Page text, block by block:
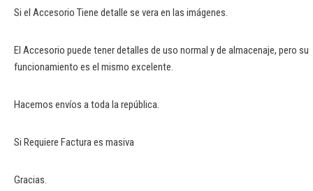
Si el Accesorio Tiene detalle se vera en las imágenes.
El Accesorio puede tener detalles de uso normal y de almacenaje, pero su
funcionamiento es el mismo excelente.
Hacemos envíos a toda la república.
Si Requiere Factura es masiva
Gracias.